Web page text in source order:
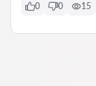
0 0 15